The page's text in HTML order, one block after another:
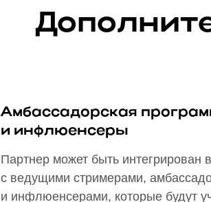
Амбассадорская
и инфлюенсеры
Партнер может быть интегрирован
с ведущими стримерами,
и инфлюенсерами, которые будут